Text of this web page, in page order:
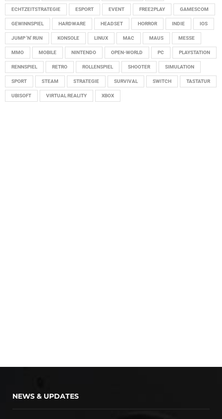
ECHTZEITSTRATEGIE ESPORT EVENT FREE2PLAY GAMESCOM
GEWINNSPIEL HARDWARE HEADSET HORROR INDIE IOS
JUMP 'N' RUN KONSOLE LINUX MAC MAUS MESSE
MMO MOBILE NINTENDO OPEN-WORLD PC PLAYSTATION
RENNSPIEL RETRO ROLLENSPIEL SHOOTER SIMULATION
SPORT STEAM STRATEGIE SURVIVAL SWITCH TASTATUR
UBISOFT VIRTUAL REALITY XBOX
NEWS & UPDATES